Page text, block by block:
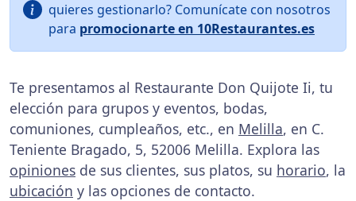
quieres gestionarlo? Comunícate con nosotros
para promocionarte en 10Restaurantes.es
Te presentamos al Restaurante Don Quijote Ii, tu
elección para grupos y eventos, bodas,
comuniones, cumpleaños, etc., en Melilla, en C.
Teniente Bragado, 5, 52006 Melilla. Explora las
opiniones de sus clientes, sus platos, su horario, la
ubicación y las opciones de contacto.